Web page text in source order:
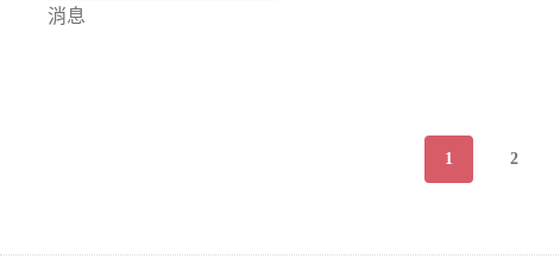
消息
1 2